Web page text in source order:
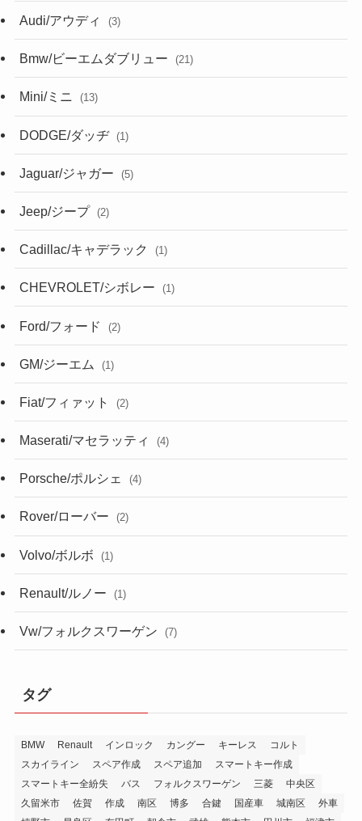
Audi/アウディ (3)
Bmw/ビーエムダブリュー (21)
Mini/ミニ (13)
DODGE/ダッヂ (1)
Jaguar/ジャガー (5)
Jeep/ジープ (2)
Cadillac/キャデラック (1)
CHEVROLET/シボレー (1)
Ford/フォード (2)
GM/ジーエム (1)
Fiat/フィァット (2)
Maserati/マセラッティ (4)
Porsche/ポルシェ (4)
Rover/ローバー (2)
Volvo/ボルボ (1)
Renault/ルノー (1)
Vw/フォルクスワーゲン (7)
タグ
BMW Renault インロック カングー キーレス
コルト
スカイライン
スペア作成 スペア追加
スマートキー作成
スマートキー全紛失
バス フォルクスワーゲン 三菱
中央区
久留米市
佐賀 作成 南区 博多 合鍵 国産車 城南区
外車